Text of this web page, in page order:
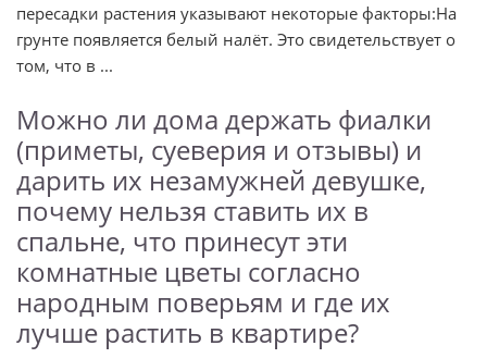
пересадки растения указывают некоторые факторы:На
грунте появляется белый налёт. Это свидетельствует о
том, что в ...
Можно ли дома держать фиалки
(приметы, суеверия и отзывы) и
дарить их незамужней девушке,
почему нельзя ставить их в
спальне, что принесут эти
комнатные цветы согласно
народным поверьям и где их
лучше растить в квартире?